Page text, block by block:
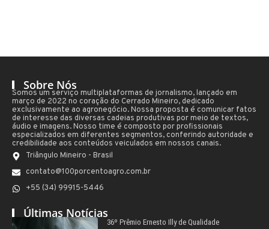
Sobre Nós
Somos um serviço multiplataformas de jornalismo, lançado em
março de 2022 no coração do Cerrado Mineiro, dedicado
exclusivamente ao agronegócio. Nossa proposta é comunicar fatos
de interesse das diversas cadeias produtivas por meio de textos,
áudio e imagens. Nosso time é composto por profissionais
especializados em diferentes segmentos, conferindo autoridade e
credibilidade aos conteúdos veiculados em nossos canais.
Triângulo Mineiro - Brasil
contato@100porcentoagro.com.br
+55 (34) 99915-5446
Últimas Notícias
36º Prêmio Ernesto Illy de Qualidade